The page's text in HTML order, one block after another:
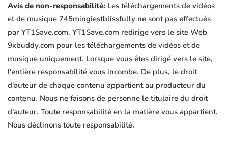
Avis de non-responsabilité: Les téléchargements de vidéos
et de musique 745mingiestblissfully ne sont pas effectués
par YT1Save.com. YT1Save.com redirige vers le site Web
9xbuddy.com pour les téléchargements de vidéos et de
musique uniquement. Lorsque vous êtes dirigé vers le site,
l'entière responsabilité vous incombe. De plus, le droit
d'auteur de chaque contenu appartient au producteur du
contenu. Nous ne faisons de personne le titulaire du droit
d'auteur. Toute responsabilité en la matière vous appartient.
Nous déclinons toute responsabilité.